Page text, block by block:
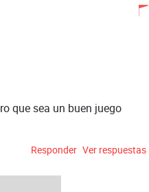
que sea un buen juego
Responder Ver respuestas